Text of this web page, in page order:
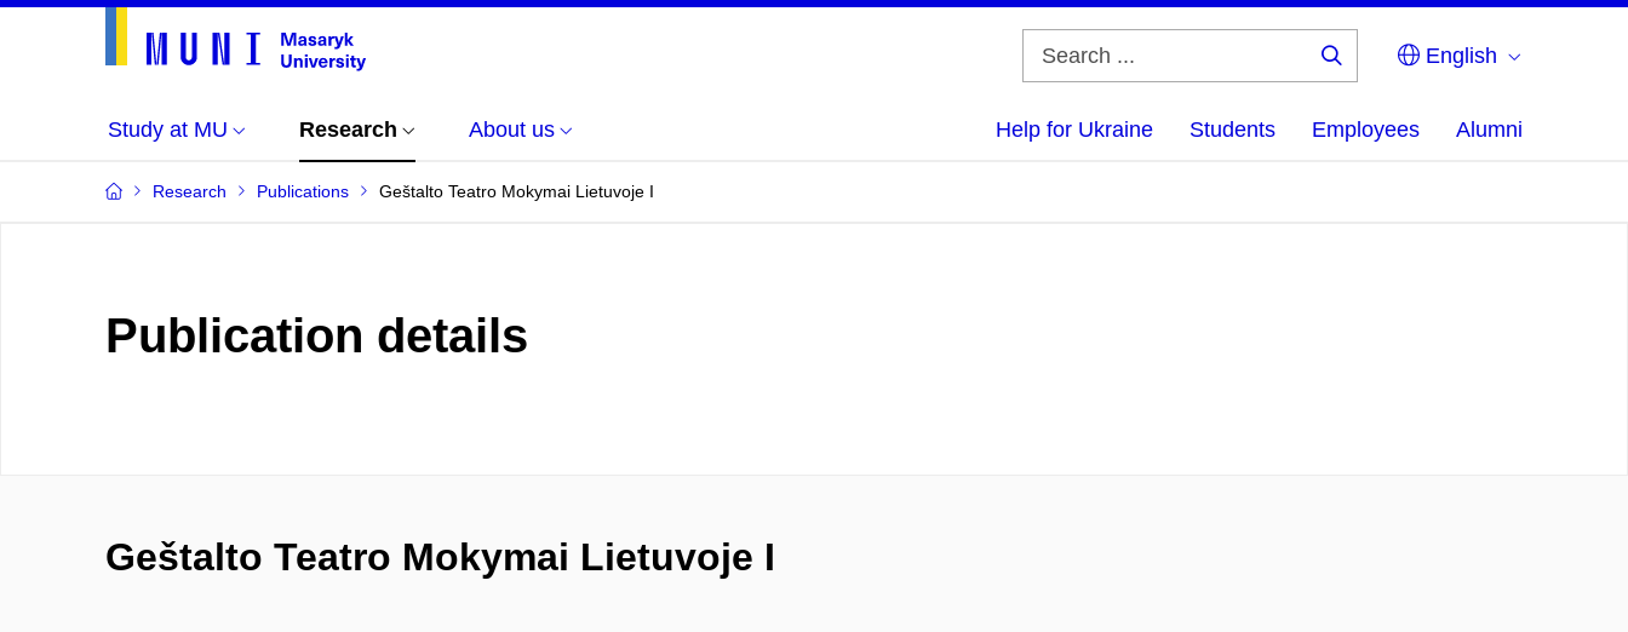
English
Study at MU Research About us Help for Ukraine Students Employees Alumni
Research Publications Geštalto Teatro Mokymai Lietuvoje I
Publication details
Geštalto Teatro Mokymai Lietuvoje I